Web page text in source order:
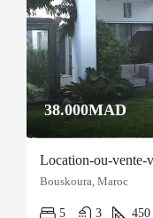
38.000MAD
Location-ou-vente-
Bouskoura, Maroc
5 3 450